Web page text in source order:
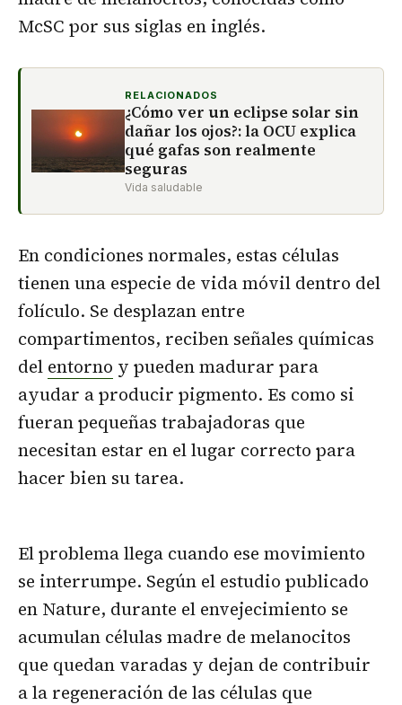
McSC por sus siglas en inglés.
RELACIONADOS
¿Cómo ver un eclipse solar sin
dañar los ojos?: la OCU explica
qué gafas son realmente
seguras
Vida saludable
En condiciones normales, estas células
tienen una especie de vida móvil dentro del
folículo. Se desplazan entre
compartimentos, reciben señales químicas
del entorno y pueden madurar para
ayudar a producir pigmento. Es como si
fueran pequeñas trabajadoras que
necesitan estar en el lugar correcto para
hacer bien su tarea.
El problema llega cuando ese movimiento
se interrumpe. Según el estudio publicado
en Nature, durante el envejecimiento se
acumulan células madre de melanocitos
que quedan varadas y dejan de contribuir
a la regeneración de las células que